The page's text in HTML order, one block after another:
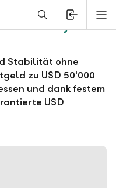
für 8 Jahre
Stabilität ohne
zu USD 50'000
und dank festem
USD